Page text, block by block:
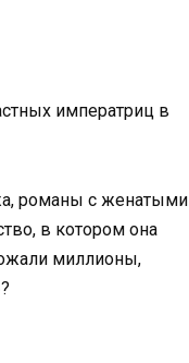
императриц в
романы с женатыми
в котором она
миллионы,